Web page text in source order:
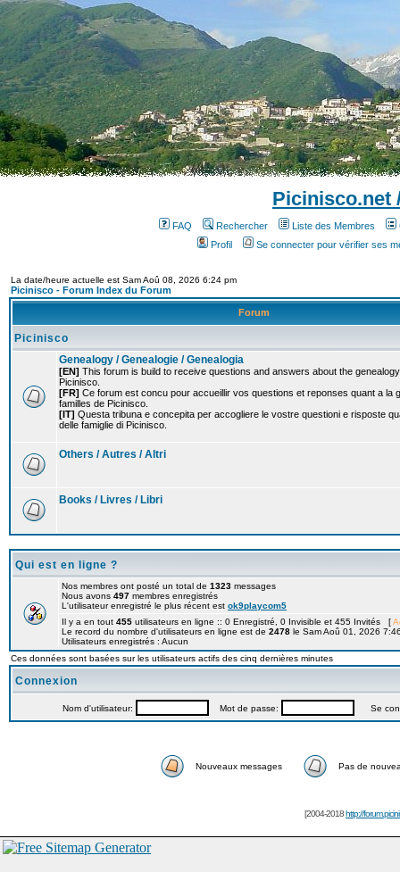
Picinisco.net
FAQ Rechercher Liste des Membres
Profil
Se connecter pour vérifier ses
La date/heure actuelle est Sam Aoû 08, 2026 6:24 pm
Picinisco - Forum Index du Forum
Forum
Picinisco
Genealogy / Genealogie / Genealogia
[EN] This forum is build to receive questions and answers about the
Picinisco.
[FR] Ce forum est concu pour accueillir vos questions et reponses quant a la
familles de Picinisco.
[IT] Questa tribuna e concepita per accogliere le vostre questioni e risposte
delle famiglie di Picinisco.
Others / Autres / Altri
Books / Livres / Libri
Qui est en ligne ?
Nos membres ont posté un total de 1323 messages
Nous avons 497 membres enregistrés
L'utilisateur enregistré le plus récent est ok9playcom5
Il y a en tout 455 utilisateurs en ligne :: 0 Enregistré, 0 Invisible et 455 Invités [
Le record du nombre d'utilisateurs en ligne est de 2478 le Sam Aoû 01, 2026
Utilisateurs enregistrés : Aucun
Ces données sont basées sur les utilisateurs actifs des cinq dernières minutes
Connexion
Nom d'utilisateur: Mot de passe: Se
Nouveaux messages Pas de
[2004-2018http://